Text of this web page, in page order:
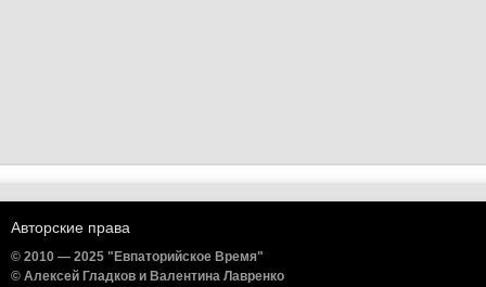
Авторские права
© 2010 — 2025 "Евпаторийское Время"
© Алексей Гладков и Валентина Лавренко